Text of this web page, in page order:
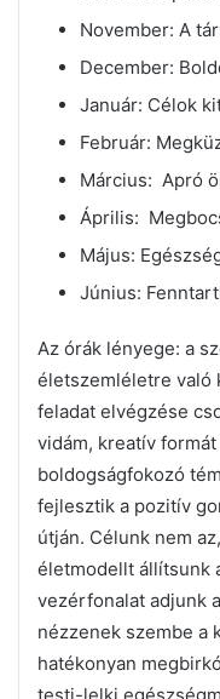
November: A
December:
Január: Célok
Február:
Március: Apró
Április:
Május:
Június:
Az órák lényege: a
életszemléletre való
feladat elvégzése
vidám, kreatív
boldogságfokozó
fejlesztik a pozitív
útján. Célunk nem
életmodellt állítsunk
vezérfonalat adjunk
nézzenek szembe a
hatékonyan